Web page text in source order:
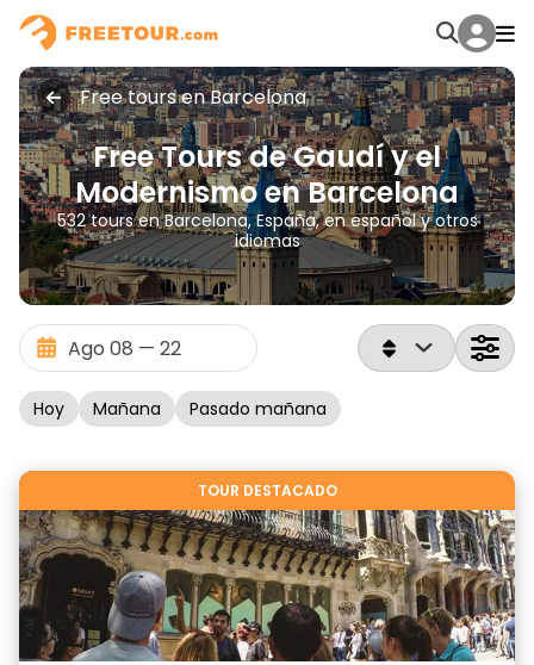
Free tours en Barcelona
Free Tours de Gaudí y el
Modernismo en Barcelona
532 tours en Barcelona, España, en español y otros
idiomas
Hoy Mañana Pasado mañana
TOUR DESTACADO